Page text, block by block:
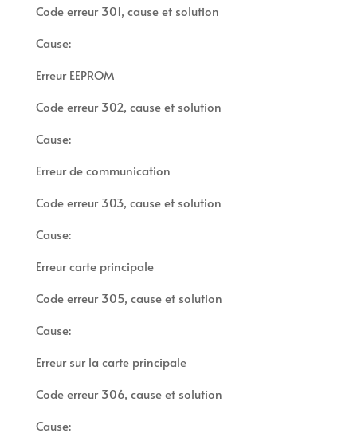
Code erreur 301, cause et solution
Cause:
Erreur EEPROM
Code erreur 302, cause et solution
Cause:
Erreur de communication
Code erreur 303, cause et solution
Cause:
Erreur carte principale
Code erreur 305, cause et solution
Cause:
Erreur sur la carte principale
Code erreur 306, cause et solution
Cause: